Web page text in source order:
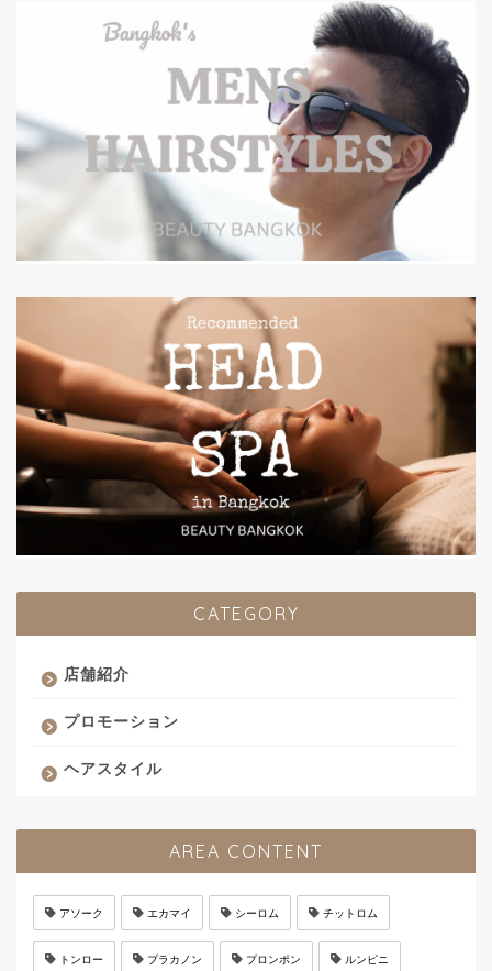
CATEGORY
店舗紹介
プロモーション
ヘアスタイル
AREA CONTENT
アソーク エカマイ シーロム チットロム
トンロー プラカノン プロンポン ルンピニ